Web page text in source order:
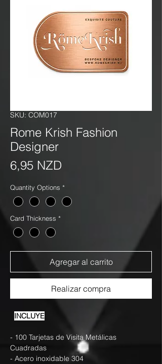
SKU: COM017
Rome Krish Fashion
Designer
6,95 NZD
Quantity Options *
Card Thickness *
Agregar al carrito
Realizar compra
INCLUYE
- 100 Tarjetas de Visita Metálicas
Cuadradas
- Acero inoxidable 304